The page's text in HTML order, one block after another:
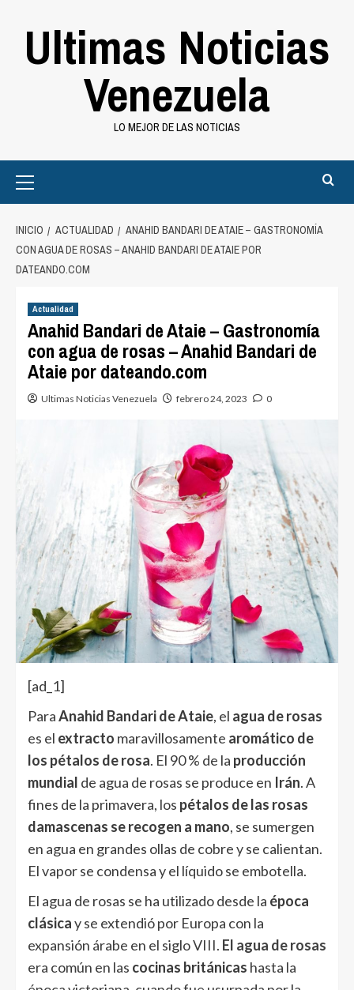
Ultimas Noticias
Venezuela
LO MEJOR DE LAS NOTICIAS
Menu
INICIO ACTUALIDAD
ANAHID BANDARI DE ATAIE – GASTRONOMÍA
CON AGUA DE ROSAS – ANAHID BANDARI DE ATAIE POR
DATEANDO.COM
Actualidad
Anahid Bandari de Ataie – Gastronomía
con agua de rosas – Anahid Bandari de
Ataie por dateando.com
Ultimas Noticias Venezuela febrero 24, 2023 0
[ad_1]
ParaAnahid Bandari de Ataie, el agua de rosas
es el extracto maravillosamente aromático de
los pétalos de rosa. El 90 % de la producción
mundial de agua de rosas se produce en Irán. A
fines de la primavera, los pétalos de las rosas
damascenas se recogen a mano, se sumergen
en agua en grandes ollas de cobre y se calientan.
El vapor se condensa y el líquido se embotella.
El agua de rosas se ha utilizado desde la época
clásicay se extendió por Europa con la
expansión árabe en el siglo VIII. El agua de rosas
era común en las cocinas británicas hasta la